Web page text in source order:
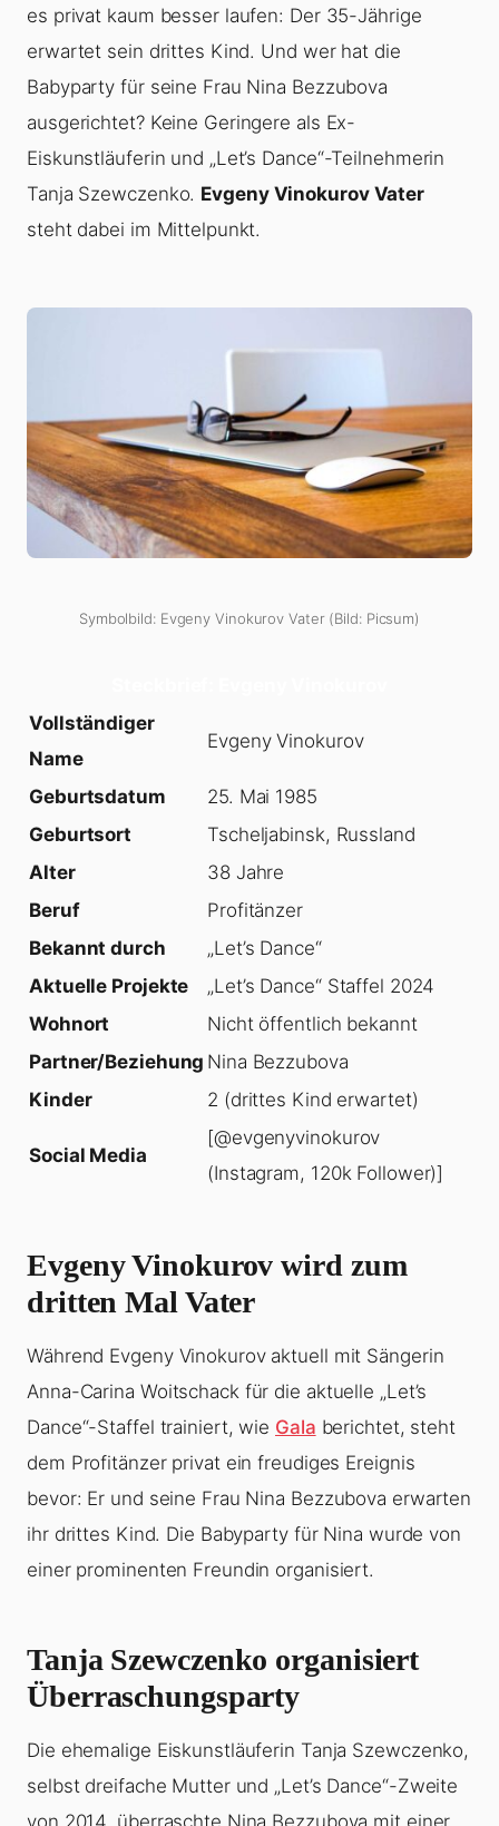
es privat kaum besser laufen: Der 35-Jährige
erwartet sein drittes Kind. Und wer hat die
Babyparty für seine Frau Nina Bezzubova
ausgerichtet? Keine Geringere als Ex-
Eiskunstläuferin und „Let’s Dance“-Teilnehmerin
Tanja Szewczenko. Evgeny Vinokurov Vater
steht dabei im Mittelpunkt.
Symbolbild: Evgeny Vinokurov Vater (Bild: Picsum)
Vollständiger
Name
Evgeny Vinokurov
Geburtsdatum
25. Mai 1985
Geburtsort
Tscheljabinsk, Russland
Alter
38 Jahre
Beruf
Profitänzer
Bekannt durch
„Let’s Dance“
Aktuelle Projekte
„Let’s Dance“ Staffel 2024
Wohnort
Nicht öffentlich bekannt
Partner/Beziehung Nina Bezzubova
Kinder
2 (drittes Kind erwartet)
Social Media
[@evgenyvinokurov
(Instagram, 120k Follower)]
Evgeny Vinokurov wird zum
dritten Mal Vater
Während Evgeny Vinokurov aktuell mit Sängerin
Anna-Carina Woitschack für die aktuelle „Let’s
Dance“-Staffel trainiert, wie Gala berichtet, steht
dem Profitänzer privat ein freudiges Ereignis
bevor: Er und seine Frau Nina Bezzubova erwarten
ihr drittes Kind. Die Babyparty für Nina wurde von
einer prominenten Freundin organisiert.
Tanja Szewczenko organisiert
Überraschungsparty
Die ehemalige Eiskunstläuferin Tanja Szewczenko,
selbst dreifache Mutter und „Let’s Dance“-Zweite